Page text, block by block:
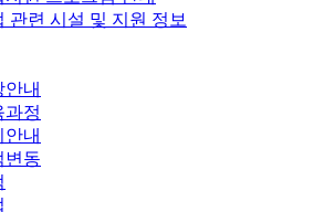
관련 시설 및 지원 정보
안내
과정
안내
변동